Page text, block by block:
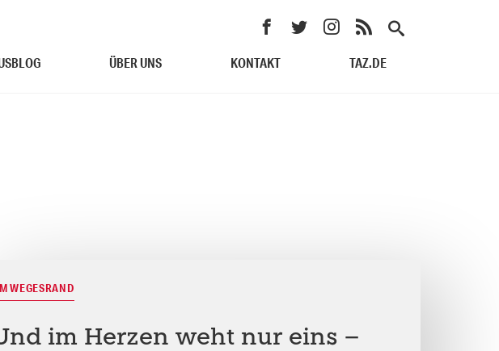
ÜBER UNS KONTAKT TAZ.DE
WEGESRAND
im Herzen weht nur eins –